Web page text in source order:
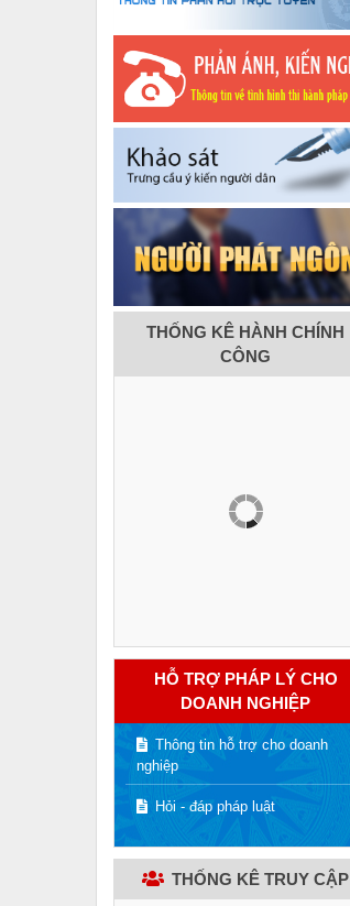
THỐNG KÊ HÀNH CHÍNH
CÔNG
HỖ TRỢ PHÁP LÝ CHO
DOANH NGHIỆP
Thông tin hỗ trợ cho doanh
nghiệp
Hỏi - đáp pháp luật
THỐNG KÊ TRUY CẬP